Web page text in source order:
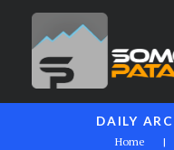
DAILY
Home